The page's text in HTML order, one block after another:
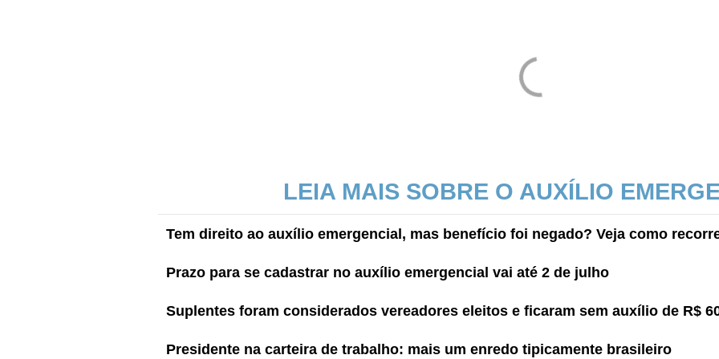
LEIA MAIS SOBRE O AUXÍLIO
Tem direito ao auxílio emergencial, mas benefício foi negado? Veja como
Prazo para se cadastrar no auxílio emergencial vai até 2 de julho
Suplentes foram considerados vereadores eleitos e ficaram sem auxílio de R$
Presidente na carteira de trabalho: mais um enredo tipicamente brasileiro